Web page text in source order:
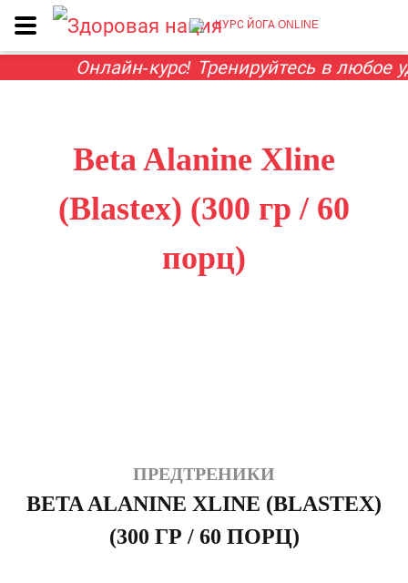
КУРС ЙОГА ONLINE
Онлайн-курс! Тренируйтесь в любое
Beta Alanine Xline
(Blastex) (300 гр / 60
порц)
ПРЕДТРЕНИКИ
BETA ALANINE XLINE (BLASTEX)
(300 ГР / 60 ПОРЦ)